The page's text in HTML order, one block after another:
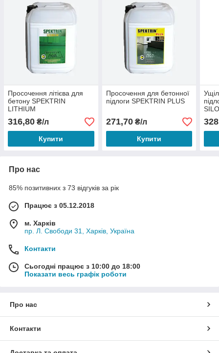
Просочення літієва для
бетону SPEKTRIN
LITHIUM
316,80 ₴/л
Купити
Просочення для бетонної
підлоги SPEKTRIN PLUS
271,70₴/л
Купити
Про нас
85% позитивних з 73 відгуків за рік
Працює з 05.12.2018
м. Харків
пр. Л. Свободи 31, Харків, Україна
Контакти
Сьогодні працює з 10:00 до 18:00
Показати весь графік роботи
Про нас
Контакти